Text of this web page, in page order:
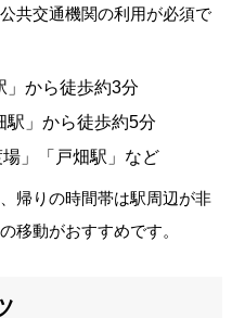
共交通機関の利用が必須で
」から徒歩約3分
駅」から徒歩約5分
」「戸畑駅」など
帰りの時間帯は駅周辺が非
移動がおすすめです。